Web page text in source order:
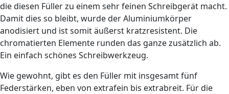
die diesen Füller zu einem sehr feinen Schreibgerät macht.
Damit dies so bleibt, wurde der Aluminiumkörper
anodisiert und ist somit äußerst kratzresistent. Die
chromatierten Elemente runden das ganze zusätzlich ab.
Ein einfach schönes Schreibwerkzeug.
Wie gewohnt, gibt es den Füller mit insgesamt fünf
Federstärken, eben von extrafein bis extrabreit. Für die